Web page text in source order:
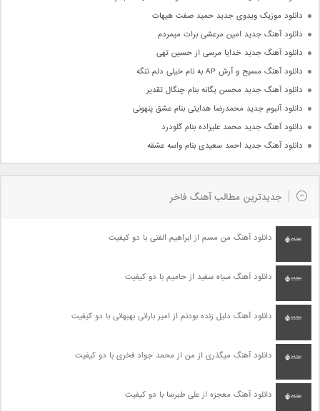
دانلود موزیک ویدوی جدید حمید صفت هیهات
دانلود آهنگ جدید امین مرعشی برات میمردم
دانلود آهنگ جدید خدایا مرسی از حسین تهی
دانلود آهنگ مسیح و آرش AP به نام خیلی دلم تنگه
دانلود آهنگ جدید محسن یگانه بنام چنگال تقدیر
دانلود آلبوم جدید محمدرضا هدایتی بنام عشق پنهونی
دانلود آهنگ جدید محمد علیزاده بنام گلودرد
دانلود آهنگ جدید احمد سعیدی بنام واسه عشقه
جدیدترین مطالب آهنگ فاخر
دانلود آهنگ من مسم از ابراهیم الفتی با دو کیفیت
دانلود آهنگ سیاه سفید از حامیم با دو کیفیت
دانلود آهنگ دلیل زنده بودنم از امیر بارانی بهبهانی با دو کیفیت
دانلود آهنگ میگذری از من از محمد جواد فخری با دو کیفیت
دانلود آهنگ معجزه از علی طبرسا با دو کیفیت